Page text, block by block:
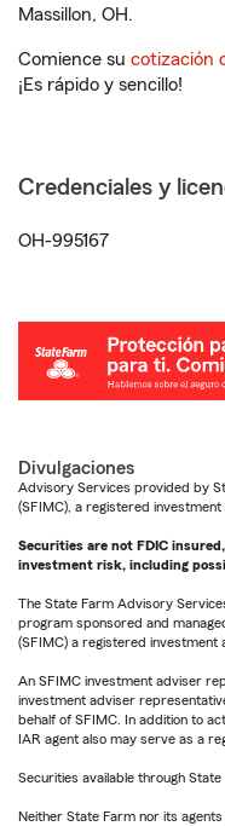
Massillon, OH.
Comience su cotización
¡Es rápido y sencillo!
Credenciales y
OH-995167
Divulgaciones
Advisory Services provided by
(SFIMC), a registered investment
Securities are not FDIC
investment risk, including
The State Farm Advisory
program sponsored and
(SFIMC) a registered investment
An SFIMC investment adviser
investment adviser
behalf of SFIMC. In addition to
IAR agent also may serve as a
Securities available through
Neither State Farm nor its